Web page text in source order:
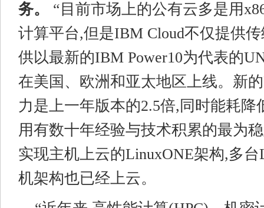
务。 “目前市场上的公有云多是用
计算平台,但是IBM Cloud不仅提供
供以最新的IBM Power10为代表的
在美国、欧洲和亚太地区上线。新
力是上一年版本的2.5倍,同时能耗降
用有数十年经验与技术积累的最为
实现主机上云的LinuxONE架构,多
机架构也已经上云。